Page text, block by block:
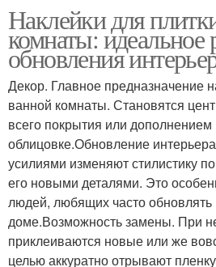
Наклейки для
комнаты: идеальное
обновления
Декор. Главное предназначение
ванной комнаты. Становятся
всего покрытия или дополнением
облицовке.Обновление
усилиями изменяют стилистику
его новыми деталями. Это
людей, любящих часто обновлять
доме.Возможность замены. При
приклеиваются новые или же
целью аккуратно отрывают